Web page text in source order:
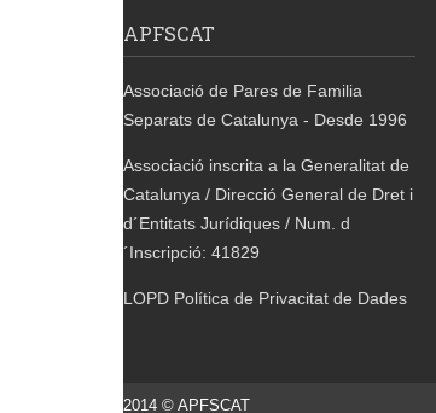
APFSCAT
Associació de Pares de Familia
Separats de Catalunya - Desde 1996
Associació inscrita a la Generalitat de
Catalunya / Direcció General de Dret i
d´Entitats Jurídiques / Num. d
´Inscripció: 41829
LOPD Política de Privacitat de Dades
2014 © APFSCAT